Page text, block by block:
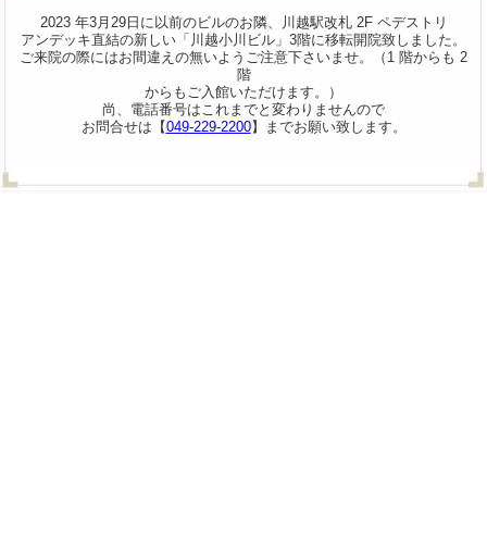
2023 年3月29日に以前のビルのお隣、川越駅改札 2F ペデストリ
アンデッキ直結の新しい「川越小川ビル」3階に移転開院致しました。
ご来院の際にはお間違えの無いようご注意下さいませ。（1 階からも 2
階
からもご入館いただけます。）
尚、電話番号はこれまでと変わりませんので
お問合せは【049-229-2200】までお願い致します。